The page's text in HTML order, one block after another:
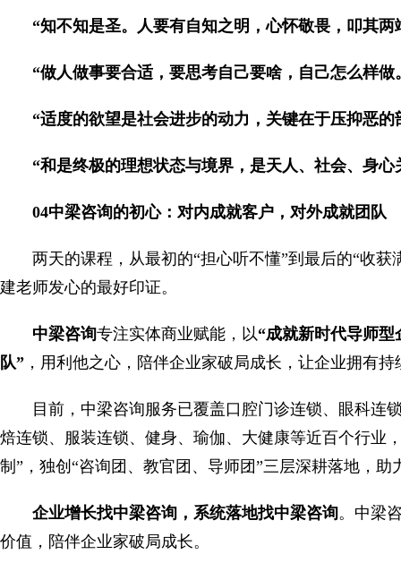
“知不知是圣。人要有自知之明，心怀敬畏，叩其两
“做人做事要合适，要思考自己要啥，自己怎么样做
“适度的欲望是社会进步的动力，关键在于压抑恶
“和是终极的理想状态与境界，是天人、社会、身心
04中梁咨询的初心：对内成就客户，对外成就团队
两天的课程，从最初的“担心听不懂”到最后的“收获
建老师发心的最好印证。
中梁咨询专注实体商业赋能，以“成就新时代导师型
队” ，用利他之心，陪伴企业家破局成长，让企业拥有
目前，中梁咨询服务已覆盖口腔门诊连锁、眼科连
焙连锁、服装连锁、健身、瑜伽、大健康等近百个行业
制”，独创“咨询团、教官团、导师团”三层深耕落地，
企业增长找中梁咨询，系统落地找中梁咨询。中梁
价值，陪伴企业家破局成长。